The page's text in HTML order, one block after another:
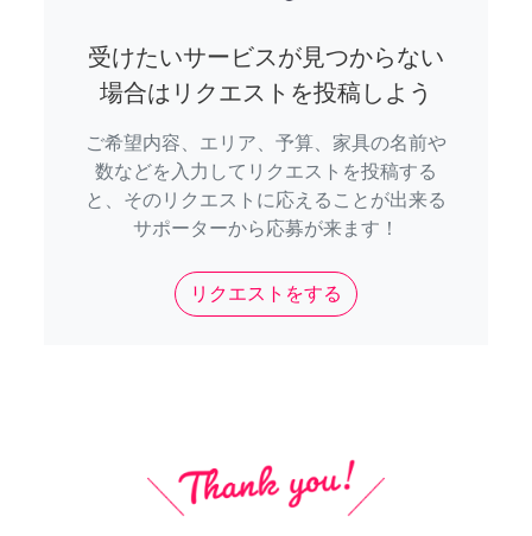
受けたいサービスが見つからない
場合はリクエストを投稿しよう
ご希望内容、エリア、予算、家具の名前や
数などを入力してリクエストを投稿する
と、そのリクエストに応えることが出来る
サポーターから応募が来ます！
リクエストをする